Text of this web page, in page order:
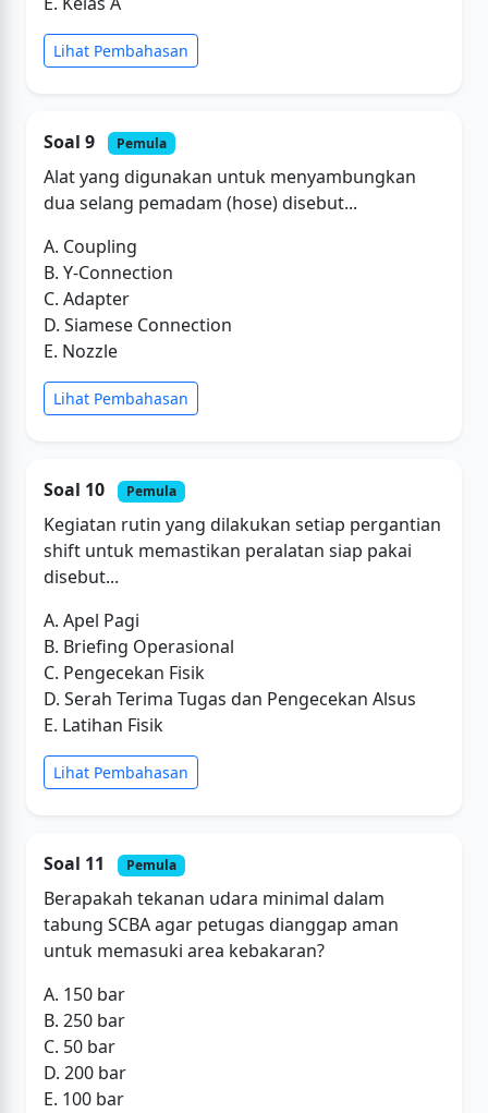
Lihat Pembahasan
Soal 9 Pemula
Alat yang digunakan untuk menyambungkan
dua selang pemadam (hose) disebut...
A. Coupling
B. Y-Connection
C. Adapter
D. Siamese Connection
E. Nozzle
Lihat Pembahasan
Soal 10 Pemula
Kegiatan rutin yang dilakukan setiap pergantian
shift untuk memastikan peralatan siap pakai
disebut...
A. Apel Pagi
B. Briefing Operasional
C. Pengecekan Fisik
D. Serah Terima Tugas dan Pengecekan Alsus
E. Latihan Fisik
Lihat Pembahasan
Soal 11 Pemula
Berapakah tekanan udara minimal dalam
tabung SCBA agar petugas dianggap aman
untuk memasuki area kebakaran?
A. 150 bar
B. 250 bar
C. 50 bar
D. 200 bar
E. 100 bar